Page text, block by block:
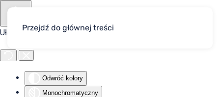
Ułatwienia dostępu
Odwróć kolory
Monochromatyczny
Przejdź do głównej treści